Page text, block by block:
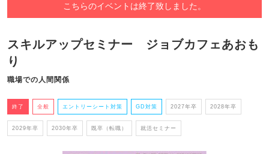
こちらのイベントは終了致しました。
スキルアップセミナー ジョブカフェあおも
り
職場での人間関係
終了 全般 エントリーシート対策 GD対策 2027年卒 2028年卒
2029年卒 2030年卒 既卒（転職） 就活セミナー